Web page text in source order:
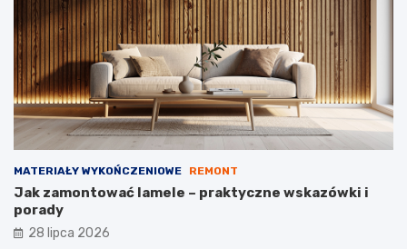
MATERIAŁY WYKOŃCZENIOWE REMONT
Jak zamontować lamele – praktyczne wskazówki i
porady
28 lipca 2026